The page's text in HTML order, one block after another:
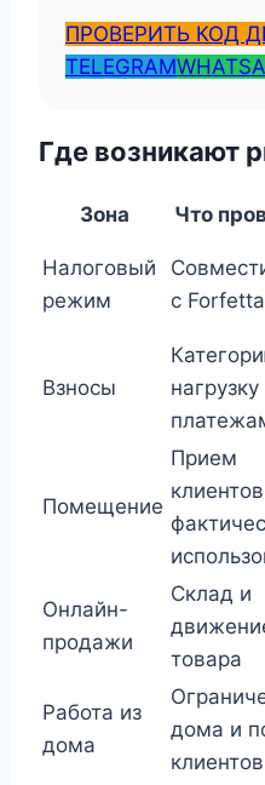
ПРОВЕРИТЬ КОД
TELEGRAM
Где возникают
Зона Что
Налоговый
режим
с
Взносы
Помещение
Прием
Онлайн-
продажи
Склад и
товара
Работа из
дома
дома и
клиентов